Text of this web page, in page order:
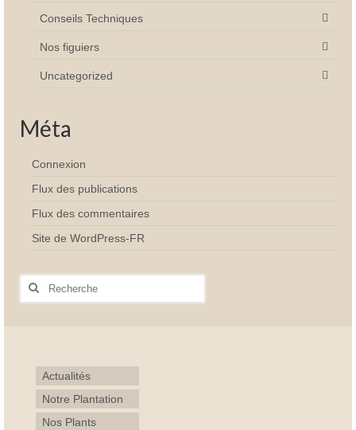
Conseils Techniques
Nos figuiers
Uncategorized
Méta
Connexion
Flux des publications
Flux des commentaires
Site de WordPress-FR
Rechercher
Actualités
Notre Plantation
Nos Plants